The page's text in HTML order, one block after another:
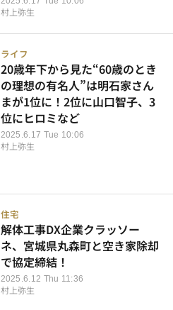
村上弥生
ライフ
2025.6.17 Tue 10:06
20歳年下から見た“60歳のとき
の理想の有名人”は明石家さん
まが1位に！2位に山口智子、3
位にヒロミなど
村上弥生
住宅
2025.6.12 Thu 11:36
解体工事DX企業クラッソー
ネ、宮城県丸森町と空き家除却
で協定締結！
村上弥生